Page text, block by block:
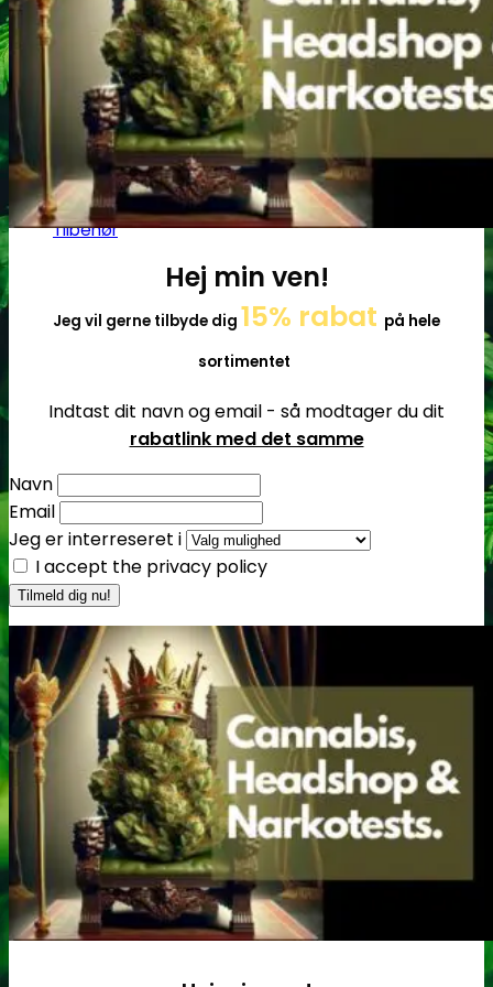
Røgelseskegler
Salviebundter
Røgelsesholdere
Rengøring
Lugt- og duftfjernere
Glasrens
Børster
Tilbehør
Få cannabis frø for hver
200DKK handlet i
headshoppen
Gå til headshoppen
Groudstyr
Hej min ven!
Jeg vil gerne tilbyde dig 15% rabat på hele
sortimentet
Indtast dit navn og email - så modtager du dit
rabatlink med det samme
Navn
Email
Jeg er interreseret i
I accept the privacy policy